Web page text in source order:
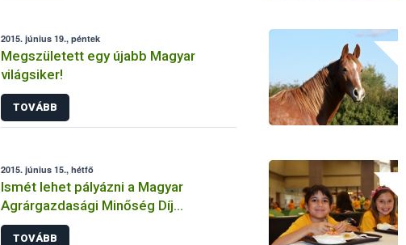
2015. június 19., péntek
Megszületett egy újabb Magyar
világsiker!
TOVÁBB
2015. június 15., hétfő
Ismét lehet pályázni a Magyar
Agrárgazdasági Minőség Díj
elnyerésére
TOVÁBB